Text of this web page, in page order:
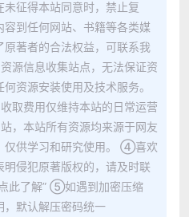
征得本站同意时，禁止复
到任何网站、书籍等各类媒
著者的合法权益，可联系我
源信息收集站点，无法保证资
资源安装使用及技术服务。
取费用仅维持本站的日常运营
，本站所有资源均来源于网友
仅供学习和研究使用。 ④喜欢
侵犯原著版权的，请及时联
此了解” ⑤如遇到加密压缩
，默认解压密码统一